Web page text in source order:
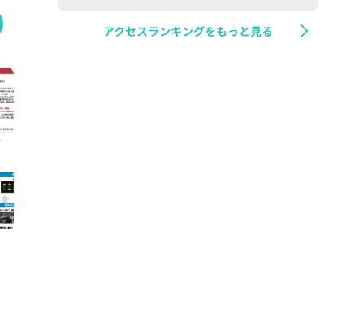
アクセスランキングをもっと見る